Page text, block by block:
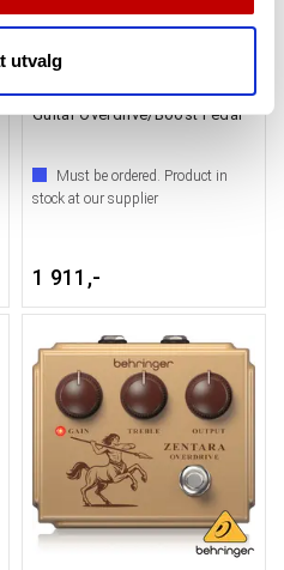
som kan kombinere den
gjort tilgjengelig for dem,
utvalg
Warm Audio Centavo
Guitar Overdrive/Boost Pedal
Must be ordered. Product in
stock at our supplier
1 911,-